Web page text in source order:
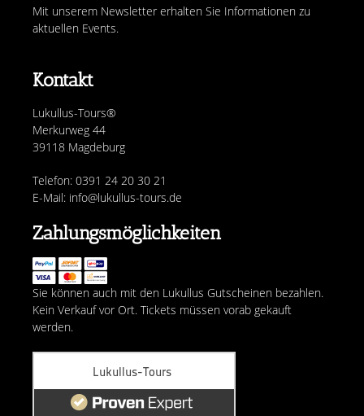
Kontakt
Lukullus-Tours®
Merkurweg 44
39118 Magdeburg
Telefon: 0391 24 20 30 21
E-Mail: info@lukullus-tours.de
Mit unserem Newsletter erhalten Sie Informationen zu
aktuellen Events.
Zahlungsmöglichkeiten
Sie können auch mit den Lukullus Gutscheinen bezahlen.
Kein Verkauf vor Ort. Tickets müssen vorab gekauft
werden.